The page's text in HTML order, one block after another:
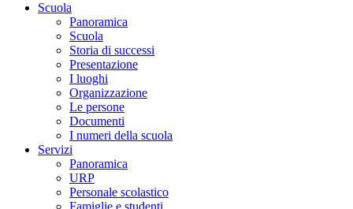
Scuola
Panoramica
Scuola
Storia di successi
Presentazione
I luoghi
Organizzazione
Le persone
Documenti
I numeri della scuola
Servizi
Panoramica
URP
Personale scolastico
Famiglie e studenti